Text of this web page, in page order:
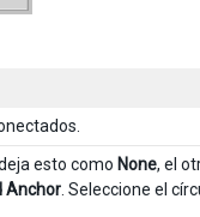
esto como None, el
Anchor . Seleccione el